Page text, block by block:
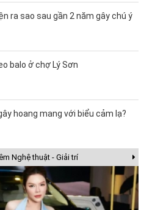
ra sao sau gần 2 năm gây chú ý
balo ở chợ Lý Sơn
hoang mang với biểu cảm lạ?
Nghệ thuật - Giải trí